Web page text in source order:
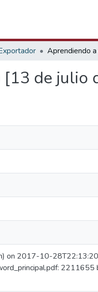
de julio
on 2017-10-
2211655